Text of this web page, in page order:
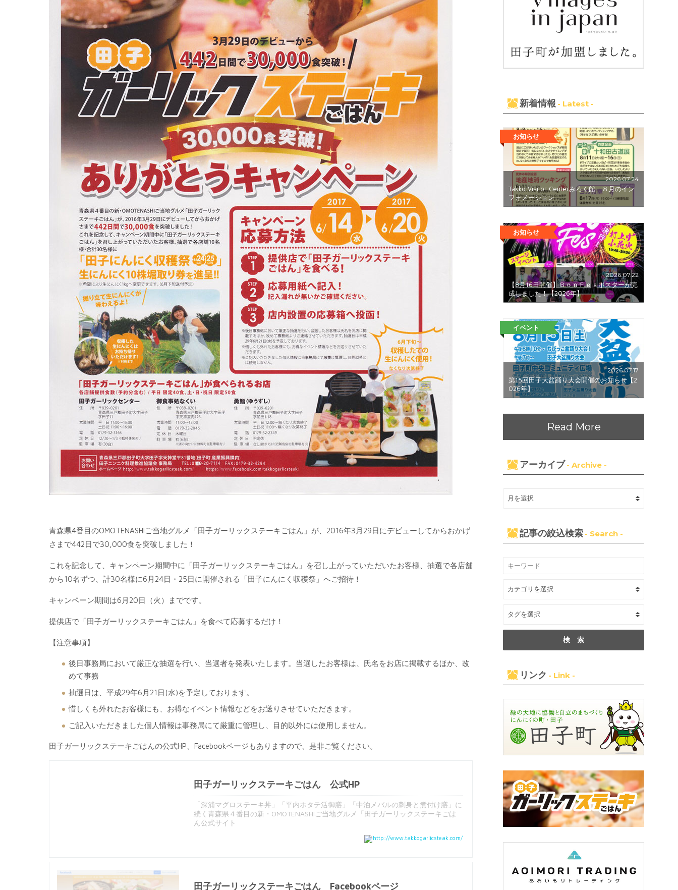
青森県4番目のOMOTENASHIご当地グルメ「田子ガーリックステーキごはん」が、2016年3月29日にデビューしてからおかげ
さまで442日で30,000食を突破しました！
これを記念して、キャンペーン期間中に「田子ガーリックステーキごはん」を召し上がっていただいたお客様、抽選で各店舗
から10名ずつ、計30名様に6月24日・25日に開催される「田子にんにく収穫祭」へご招待！
キャンペーン期間は6月20日（火）までです。
提供店で「田子ガーリックステーキごはん」を食べて応募するだけ！
【注意事項】
後日事務局において厳正な抽選を行い、当選者を発表いたします。当選したお客様は、氏名をお店に掲載するほか、改
めて事務
抽選日は、平成29年6月21日(水)を予定しております。
惜しくも外れたお客様にも、お得なイベント情報などをお送りさせていただきます。
ご記入いただきました個人情報は事務局にて厳重に管理し、目的以外には使用しません。
田子ガーリックステーキごはんの公式HP、Facebookページもありますので、是非ご覧ください。
田子ガーリックステーキごはん 公式HP
「深浦マグロステーキ丼」「平内ホタテ活御膳」「中泊メバルの刺身と煮付け膳」に
続く青森県４番目の新・OMOTENASHIご当地グルメ「田子ガーリックステーキごは
ん公式サイト
http://www.takkogarlicsteak.com/
田子ガーリックステーキごはん Facebookページ
新着情報 - Latest -
お知らせ
2026.07.24
Takko Visitor Centerみろく館 ８月のイン
フォメーション
お知らせ
2026.07.22
【8月16日開催】ＢｏｎＦｅｓポスターが完
成しました！【2026年】
イベント
2026.07.17
第15回田子大盆踊り大会開催のお知らせ【2
026年】
Read More
アーカイブ - Archive -
記事の絞込検索 - Search -
リンク - Link -